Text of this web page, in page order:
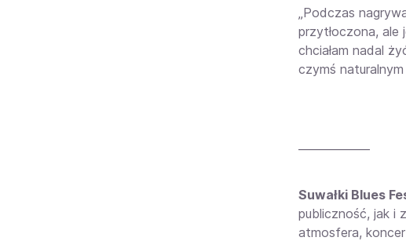
„Podczas
przytłoczona, ale
chciałam nadal
czymś
Suwałki Blues
publiczność, jak i
atmosfera,